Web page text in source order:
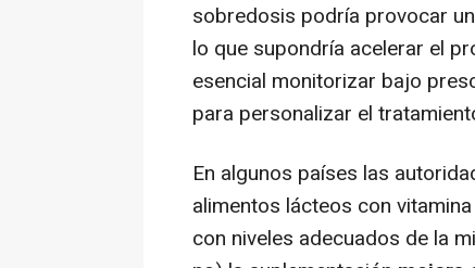
sobredosis podría provocar
lo que supondría acelerar el
esencial monitorizar bajo
para personalizar el
En algunos países las
alimentos lácteos con
con niveles adecuados de la